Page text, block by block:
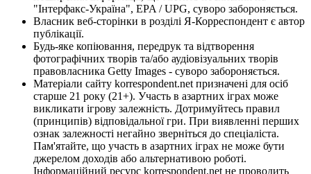
"Інтерфакс-Україна", EPA / UPG, суворо забороняється.
Власник веб-сторінки в розділі Я-Корреспондент є автор
публікації.
Будь-яке копіювання, передрук та відтворення
фотографічних творів та/або аудіовізуальних творів
правовласника Getty Images - суворо забороняється.
Матеріали сайту korrespondent.net призначені для осіб
старше 21 року (21+). Участь в азартних іграх може
викликати ігрову залежність. Дотримуйтесь правил
(принципів) відповідальної гри. При виявленні перших
ознак залежності негайно зверніться до спеціаліста.
Пам'ятайте, що участь в азартних іграх не може бути
джерелом доходів або альтернативою роботі.
Інформаційний ресурс korrespondent.net не проводить